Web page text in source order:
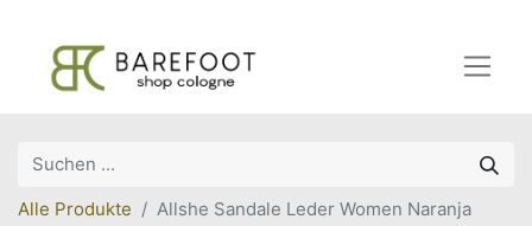
Alle Produkte Allshe Sandale Leder Women Naranja